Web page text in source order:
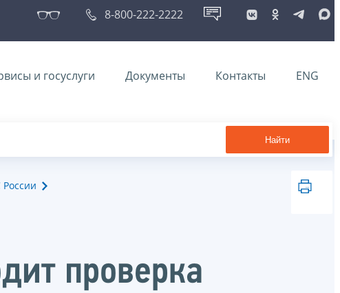
8-800-222-2222
и госуслуги Документы Контакты ENG
Найти
проверка